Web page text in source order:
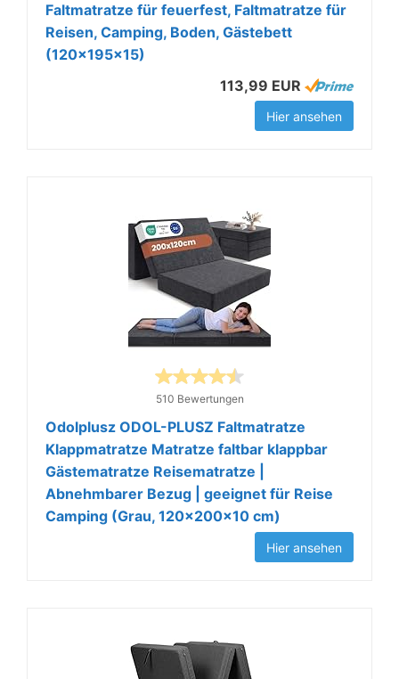
Faltmatratze für feuerfest, Faltmatratze für
Reisen, Camping, Boden, Gästebett
(120×195×15)
113,99 EUR
Hier ansehen
510 Bewertungen
Odolplusz ODOL-PLUSZ Faltmatratze
Klappmatratze Matratze faltbar klappbar
Gästematratze Reisematratze |
Abnehmbarer Bezug | geeignet für Reise
Camping (Grau, 120x200x10 cm)
Hier ansehen